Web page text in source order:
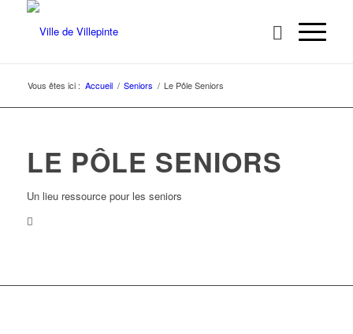
Vous êtes ici : Accueil / Seniors / Le Pôle Seniors
LE PÔLE SENIORS
Un lieu ressource pour les seniors